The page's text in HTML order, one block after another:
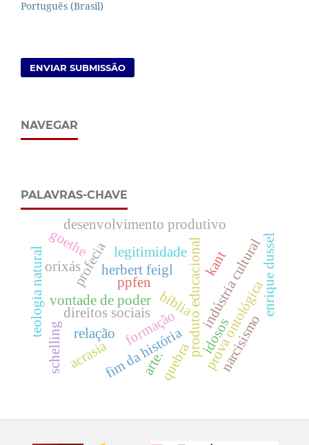
Português (Brasil)
ENVIAR SUBMISSÃO
NAVEGAR
PALAVRAS-CHAVE
kant
herbert feigl
bíblia
profecia produto educacional
relação
vontade de poder
acrasia
desenvolvimento produtivo
formação indústria cultural
fim da história idosos
direitos sociais enrique dussel
arte.
schelling prova ontológica
teologia natural legitimidade
goethe
narcisismo
quebra
ppfen
orixás